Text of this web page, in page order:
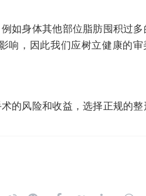
如身体其他部位脂肪囤积过多
响，因此我们应树立健康的审
的风险和收益，选择正规的